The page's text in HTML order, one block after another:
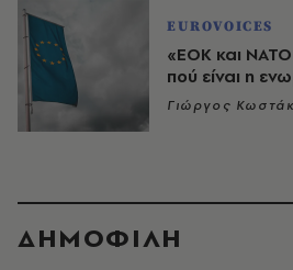
EUROVOICES
«ΕΟΚ και ΝΑΤΟ
πού είναι η
Γιώργος
ΔΗΜΟΦΙΛΗ